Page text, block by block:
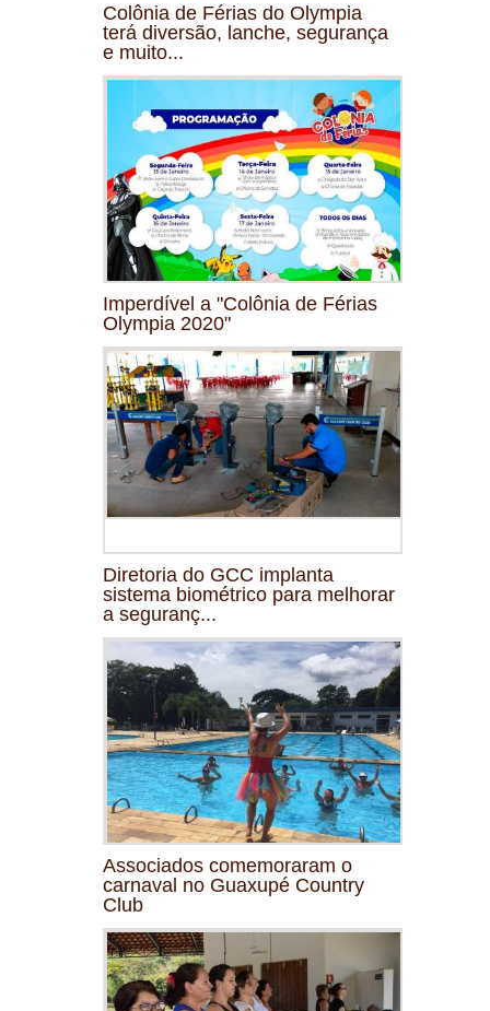
Colônia de Férias do Olympia
terá diversão, lanche, segurança
e muito...
Imperdível a "Colônia de Férias
Olympia 2020"
Diretoria do GCC implanta
sistema biométrico para melhorar
a seguranç...
Associados comemoraram o
carnaval no Guaxupé Country
Club